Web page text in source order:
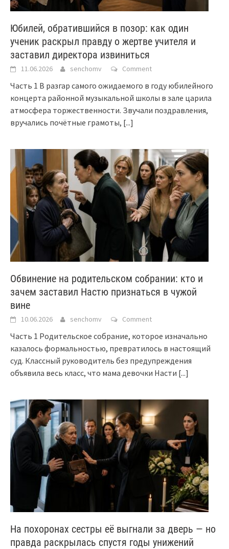
Юбилей, обратившийся в позор: как один
ученик раскрыл правду о жертве учителя и
заставил директора извиниться
11.06.2026 senchomv Comment
Часть 1 В разгар самого ожидаемого в году юбилейного
концерта районной музыкальной школы в зале царила
атмосфера торжественности. Звучали поздравления,
вручались почётные грамоты, [...]
Обвинение на родительском собрании: кто и
зачем заставил Настю признаться в чужой
вине
10.06.2026 senchomv Comment
Часть 1 Родительское собрание, которое изначально
казалось формальностью, превратилось в настоящий
суд. Классный руководитель без предупреждения
объявила весь класс, что мама девочки Насти [...]
На похоронах сестры её выгнали за дверь — но
правда раскрылась спустя годы унижений